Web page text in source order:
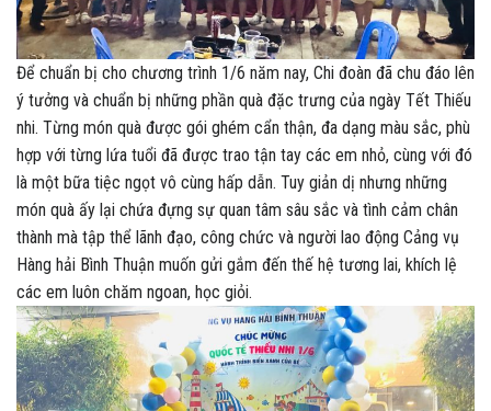
Để chuẩn bị cho chương trình 1/6 năm nay, Chi đoàn đã chu đáo lên
ý tưởng và chuẩn bị những phần quà đặc trưng của ngày Tết Thiếu
nhi. Từng món quà được gói ghém cẩn thận, đa dạng màu sắc, phù
hợp với từng lứa tuổi đã được trao tận tay các em nhỏ, cùng với đó
là một bữa tiệc ngọt vô cùng hấp dẫn. Tuy giản dị nhưng những
món quà ấy lại chứa đựng sự quan tâm sâu sắc và tình cảm chân
thành mà tập thể lãnh đạo, công chức và người lao động Cảng vụ
Hàng hải Bình Thuận muốn gửi gắm đến thế hệ tương lai, khích lệ
các em luôn chăm ngoan, học giỏi.